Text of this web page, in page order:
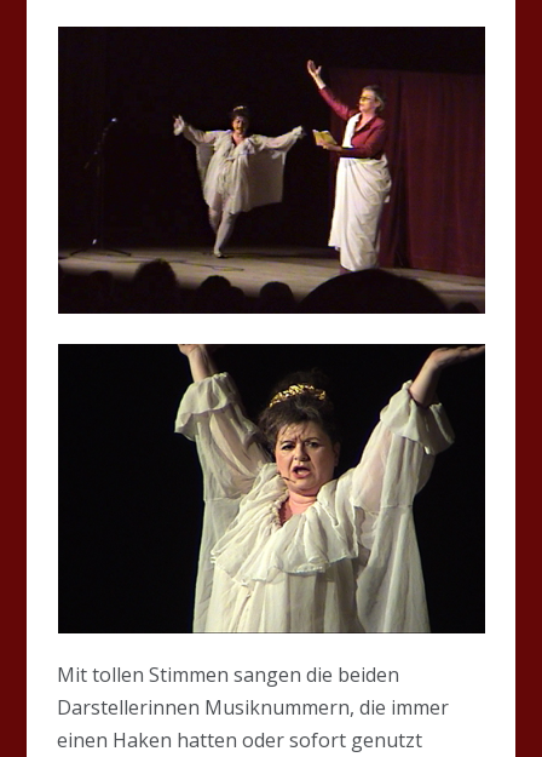
Mit tollen Stimmen sangen die beiden
Darstellerinnen Musiknummern, die immer
einen Haken hatten oder sofort genutzt